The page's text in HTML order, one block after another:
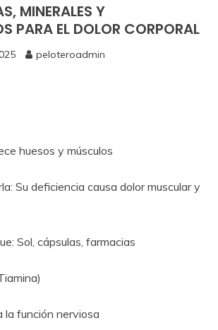
MINERALES Y
PARA EL DOLOR CORPORAL
peloteroadmin
huesos y músculos
Su deficiencia causa dolor muscular y
Sol, cápsulas, farmacias
la función nerviosa